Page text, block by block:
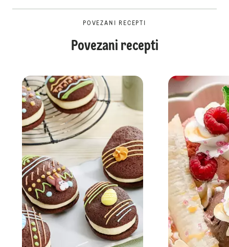
POVEZANI RECEPTI
Povezani recepti